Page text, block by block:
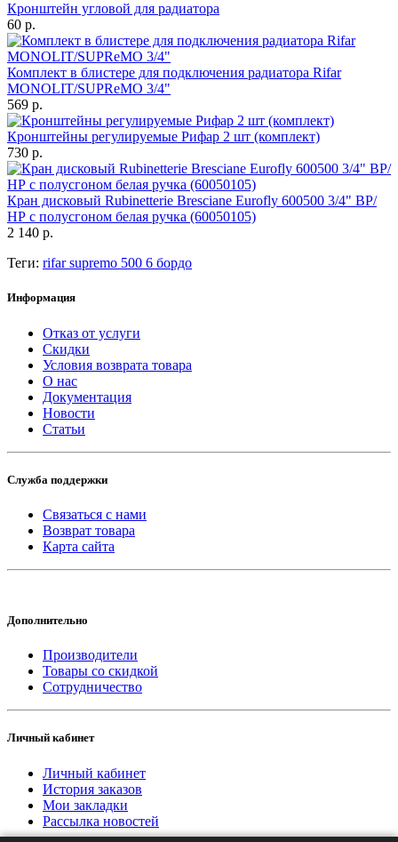
Кронштейн угловой для радиатора
60 р.
Комплект в блистере для подключения радиатора Rifar
MONOLIT/SUPReMO 3/4"
569 р.
Кронштейны регулируемые Рифар 2 шт (комплект)
730 р.
Кран дисковый Rubinetterie Bresciane Eurofly 600500 3/4" ВР/
НР с полусгоном белая ручка (60050105)
2 140 р.
Теги: rifar supremo 500 6 бордо
Информация
Отказ от услуги
Скидки
Условия возврата товара
О нас
Документация
Новости
Статьи
Служба поддержки
Связаться с нами
Возврат товара
Карта сайта
Дополнительно
Производители
Товары со скидкой
Сотрудничество
Личный кабинет
Личный кабинет
История заказов
Мои закладки
Рассылка новостей